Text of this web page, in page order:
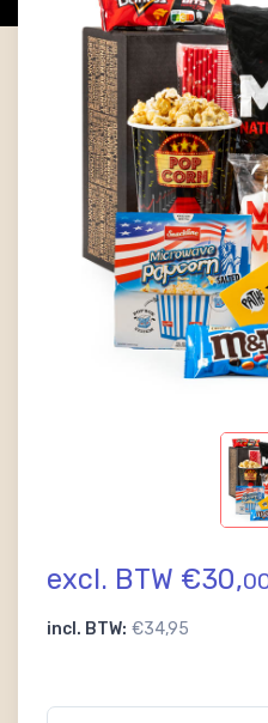
excl. BTW €30,
incl. BTW: €34,95